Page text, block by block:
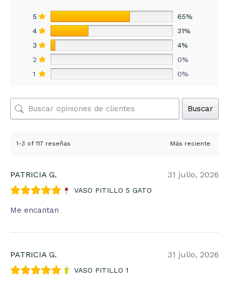
5
65%
4
31%
3
4%
2
0%
1
0%
Buscar
1-3 of 117 reseñas
PATRICIA G. 31 julio, 2026
VASO PITILLO 5 GATO
Me encantan
PATRICIA G. 31 julio, 2026
VASO PITILLO 1